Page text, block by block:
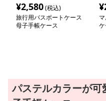
¥2,580(税込)
旅行用パスポートケース
母子手帳ケース
¥
パステルカラーが